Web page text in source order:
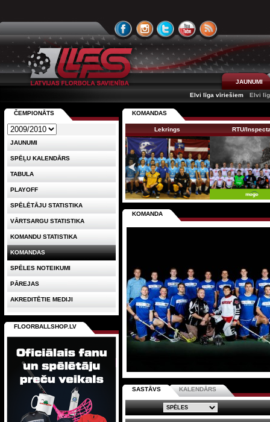
JAUNUMI
Elvi līga vīriešiem
Elvi
KOMANDAS
Lekrings RTU/
KOMANDA
SASTĀVS KALENDĀRS
ČEMPIONĀTS
JAUNUMI
SPĒĻU KALENDĀRS
TABULA
PLAYOFF
SPĒLĒTĀJU STATISTIKA
VĀRTSARGU STATISTIKA
KOMANDU STATISTIKA
KOMANDAS
SPĒLES NOTEIKUMI
PĀREJAS
AKREDITĒTIE MEDIJI
FLOORBALLSHOP.LV